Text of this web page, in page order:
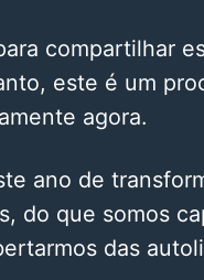
compartilhar
este é um
agora.
ano de
do que somos
das